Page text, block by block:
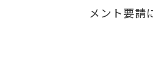
メント要請